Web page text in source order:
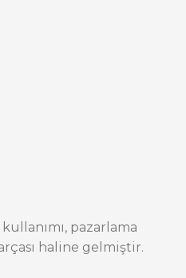
pazarlama
haline gelmiştir.